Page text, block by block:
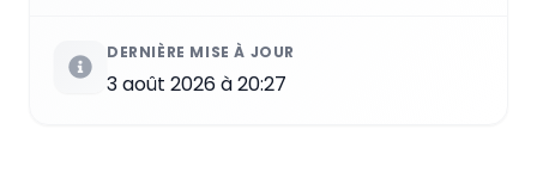
DERNIÈRE MISE À JOUR
3 août 2026 à 20:27